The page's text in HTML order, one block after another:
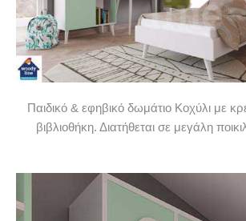
Παιδικό & εφηβικό δωμάτιο Κοχύλι με
βιβλιοθήκη. Διατήθεται σε μεγάλη